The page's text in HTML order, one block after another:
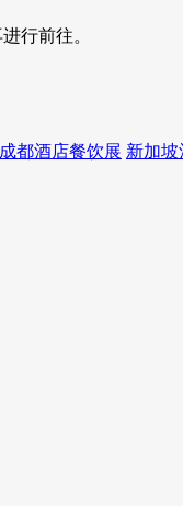
行前往。
成都酒店餐饮展 新加坡